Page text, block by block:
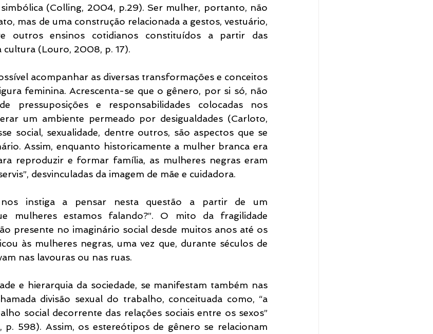
(Colling, 2004, p.29). Ser mulher, portanto, não
mas de uma construção relacionada a gestos, vestuário,
outros ensinos cotidianos constituídos a partir das
cultura (Louro, 2008, p. 17).
acompanhar as diversas transformações e conceitos
feminina. Acrescenta-se que o gênero, por si só, não
pressuposições e responsabilidades colocadas nos
um ambiente permeado por desigualdades (Carloto,
social, sexualidade, dentre outros, são aspectos que se
Assim, enquanto historicamente a mulher branca era
reproduzir e formar família, as mulheres negras eram
desvinculadas da imagem de mãe e cuidadora.
nos instiga a pensar nesta questão a partir de um
mulheres estamos falando?”. O mito da fragilidade
presente no imaginário social desde muitos anos até os
às mulheres negras, uma vez que, durante séculos de
nas lavouras ou nas ruas.
e hierarquia da sociedade, se manifestam também nas
divisão sexual do trabalho, conceituada como, “a
social decorrente das relações sociais entre os sexos”
598). Assim, os estereótipos de gênero se relacionam